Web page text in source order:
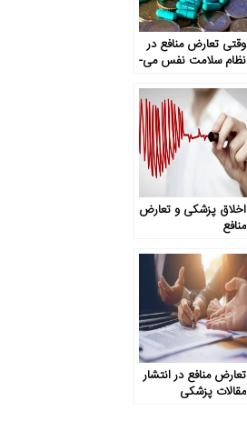
وقتی تعارض منافع در
نظام سلامت نفس می­
اخلاق پزشکی و تعارض
منافع
تعارض منافع در انتشار
مقالات پزشکی